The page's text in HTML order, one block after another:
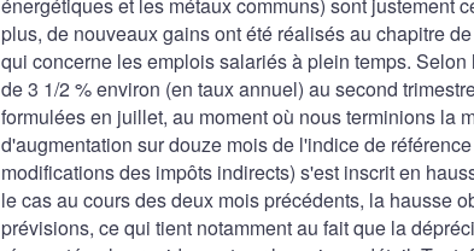
plus, de nouveaux gains ont été réalisés au chapitre
qui concerne les emplois salariés à plein temps.
de 3 1/2 % environ (en taux annuel) au second
formulées en juillet, au moment où nous terminions la
d'augmentation sur douze mois de l'indice de
modifications des impôts indirects) s'est inscrit en
le cas au cours des deux mois précédents, la hausse
prévisions, ce qui tient notamment au fait que la